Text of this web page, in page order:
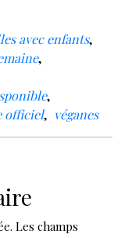
avec enfants,
,
,
officiel, véganes
Les champs